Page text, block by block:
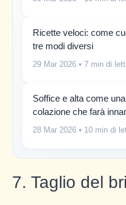
Ricette veloci: come
tre modi diversi
29 Mar 2026 • 7 min di
Soffice e alta come
colazione che farà
28 Mar 2026 • 10 min di
7. Taglio del